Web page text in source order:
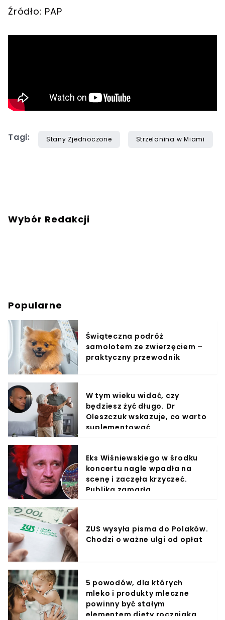
Źródło: PAP
Tagi: Stany Zjednoczone Strzelanina w Miami
Wybór Redakcji
Popularne
Świąteczna podróż
samolotem ze zwierzęciem –
praktyczny przewodnik
W tym wieku widać, czy
będziesz żyć długo. Dr
Oleszczuk wskazuje, co warto
suplementować
Eks Wiśniewskiego w środku
koncertu nagle wpadła na
scenę i zaczęła krzyczeć.
Publika zamarła
ZUS wysyła pisma do Polaków.
Chodzi o ważne ulgi od opłat
5 powodów, dla których
mleko i produkty mleczne
powinny być stałym
elementem diety roczniaka